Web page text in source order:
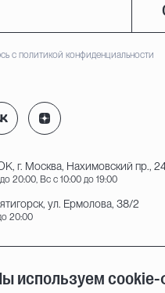
с политикой конфиденциальности
г. Москва, Нахимовский пр.,
20:00, Вс с 10:00 до 19:00
ул. Ермолова, 38/2
20:00
к оплате:
используем